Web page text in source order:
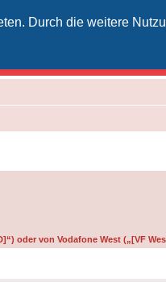
Durch die weitere
oder von Vodafone West („[VF